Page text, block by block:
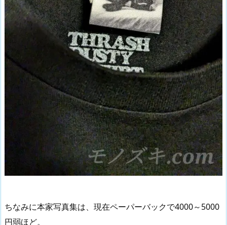
ちなみに本家写真集は、現在ペーパーバックで4000～5000
円弱ほど。